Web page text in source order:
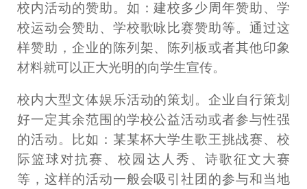
校内活动的赞助。如：建校多少周年赞助、学
校运动会赞助、学校歌咏比赛赞助等。通过这
样赞助，企业的陈列架、陈列板或者其他印象
材料就可以正大光明的向学生宣传。
校内大型文体娱乐活动的策划。企业自行策划
好一定其余范围的学校公益活动或者参与性强
的活动。比如：某某杯大学生歌王挑战赛、校
际篮球对抗赛、校园达人秀、诗歌征文大赛
等，这样的活动一般会吸引社团的参与和当地